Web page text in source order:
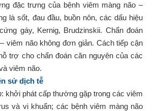
đặc trưng của bệnh viêm màng não –
là sốt, đau đầu, buồn nôn, các dấu hiệu
gáy, Kernig, Brudzinskii. Chẩn đoán
viêm não không đơn giản. Cách tiếp cận
trợ cho chẩn đoán căn nguyên của các
viêm não.
sử dịch tễ
: khởi phát cấp thường gặp trong các viêm
và vi khuẩn; các bệnh viêm màng não